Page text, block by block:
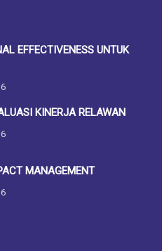
EFFECTIVENESS UNTUK
KINERJA RELAWAN
MANAGEMENT